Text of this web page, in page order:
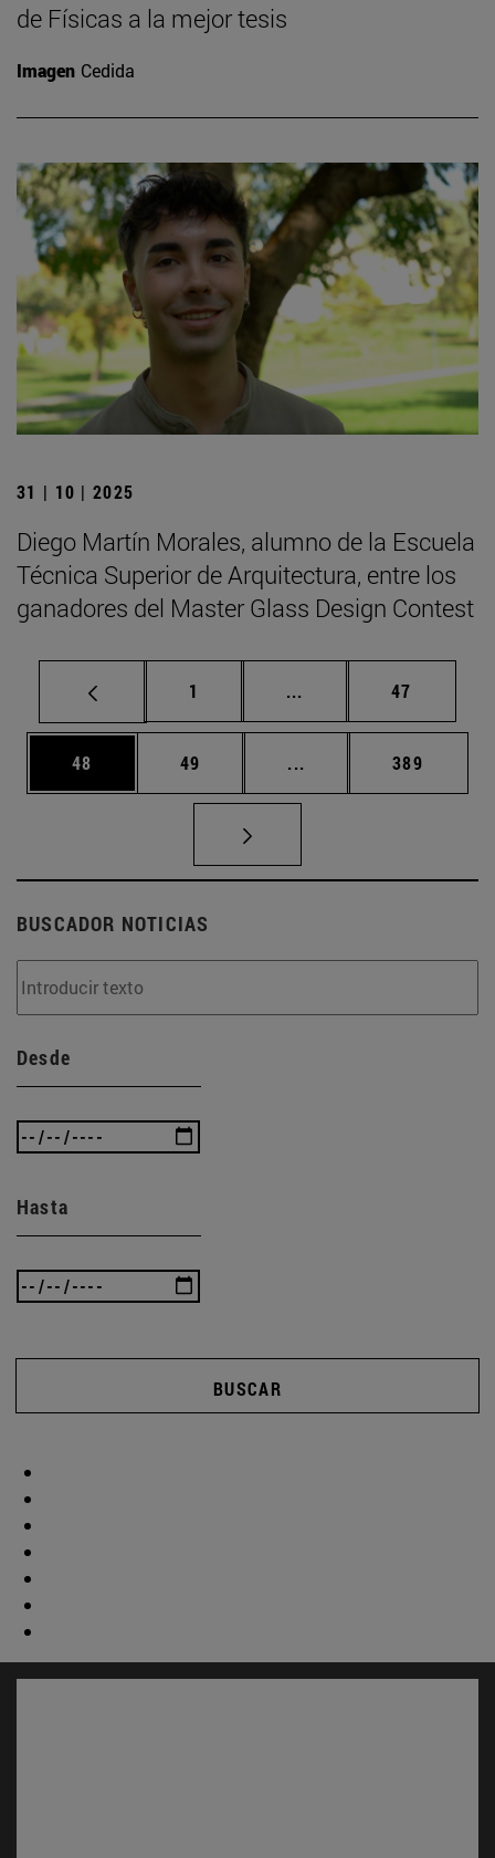
de Físicas a la mejor tesis
Imagen Cedida
31 | 10 | 2025
Diego Martín Morales, alumno de la Escuela
Técnica Superior de Arquitectura, entre los
ganadores del Master Glass Design Contest
Página
1 ... Páginas intermedias
Página
47
Página
48 Página
49 ... Páginas intermedias
Página
389
BUSCADOR NOTICIAS
Desde
Hasta
BUSCAR